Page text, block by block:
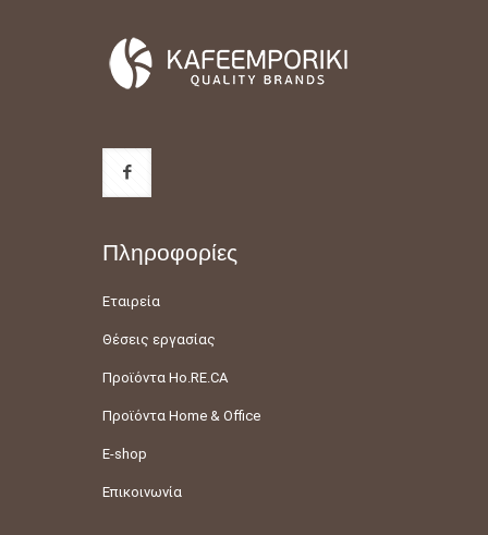
Πληροφορίες
Εταιρεία
Θέσεις εργασίας
Προϊόντα Ho.RE.CA
Προϊόντα Home & Office
E-shop
Επικοινωνία